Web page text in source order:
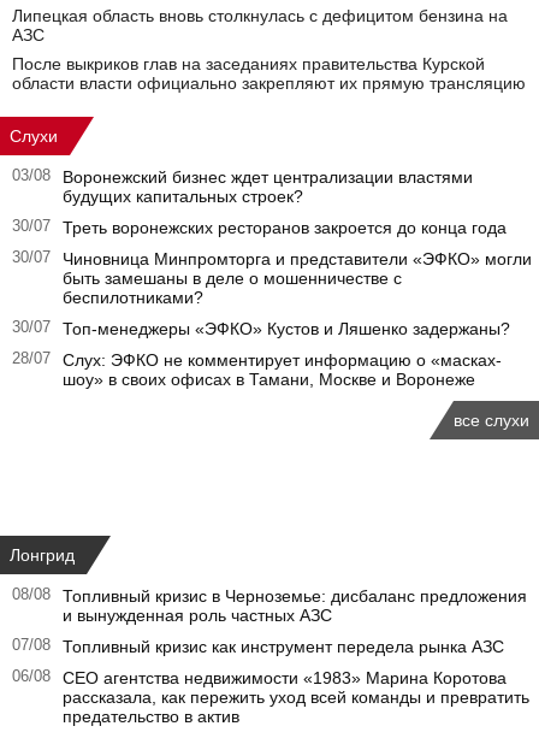
Липецкая область вновь столкнулась с дефицитом бензина на
АЗС
После выкриков глав на заседаниях правительства Курской
области власти официально закрепляют их прямую трансляцию
Слухи
03/08
Воронежский бизнес ждет централизации властями
будущих капитальных строек?
30/07 Треть воронежских ресторанов закроется до конца года
30/07
Чиновница Минпромторга и представители «ЭФКО» могли
быть замешаны в деле о мошенничестве с
беспилотниками?
30/07 Топ-менеджеры «ЭФКО» Кустов и Ляшенко задержаны?
28/07
Слух: ЭФКО не комментирует информацию о «масках-
шоу» в своих офисах в Тамани, Москве и Воронеже
все слухи
Лонгрид
08/08
Топливный кризис в Черноземье: дисбаланс предложения
и вынужденная роль частных АЗС
07/08 Топливный кризис как инструмент передела рынка АЗС
06/08
CEO агентства недвижимости «1983» Марина Коротова
рассказала, как пережить уход всей команды и превратить
предательство в актив